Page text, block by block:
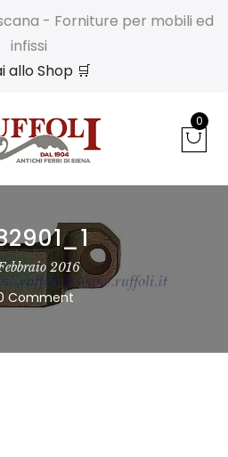
- Forniture per mobili ed
infissi
allo Shop 🛒
0
2016
Comment